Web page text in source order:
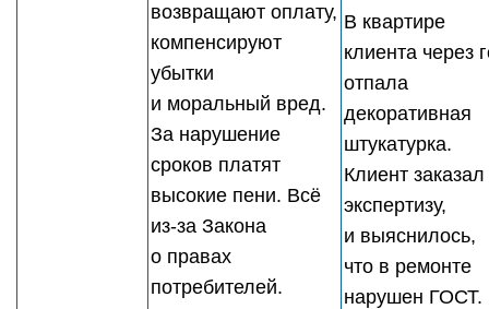
возвращают оплату,
компенсируют
убытки
и моральный вред.
За нарушение
сроков платят
высокие пени. Всё
из-за Закона
о правах
потребителей.
В квартире
клиента через
отпала
декоративная
штукатурка.
Клиент заказал
экспертизу,
и выяснилось,
что в ремонте
нарушен ГОСТ.